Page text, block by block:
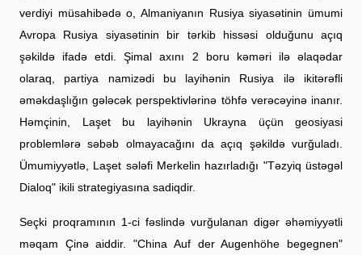
verdiyi müsahibədə o, Almaniyanın Rusiya siyasətinin ümumi
Avropa Rusiya siyasətinin bir tərkib hissəsi olduğunu açıq
şəkildə ifadə etdi. Şimal axını 2 boru kəməri ilə əlaqədar
olaraq, partiya namizədi bu layihənin Rusiya ilə ikitərəfli
əməkdaşlığın gələcək perspektivlərinə töhfə verəcəyinə inanır.
Həmçinin, Laşet bu layihənin Ukrayna üçün geosiyasi
problemlərə səbəb olmayacağını da açıq şəkildə vurğuladı.
Ümumiyyətlə, Laşet sələfi Merkelin hazırladığı "Təzyiq üstəgəl
Dialoq" ikili strategiyasına sadiqdir.
Seçki proqramının 1-ci fəslində vurğulanan digər əhəmiyyətli
məqam Çinə aiddir. "China Auf der Augenhöhe begegnen"